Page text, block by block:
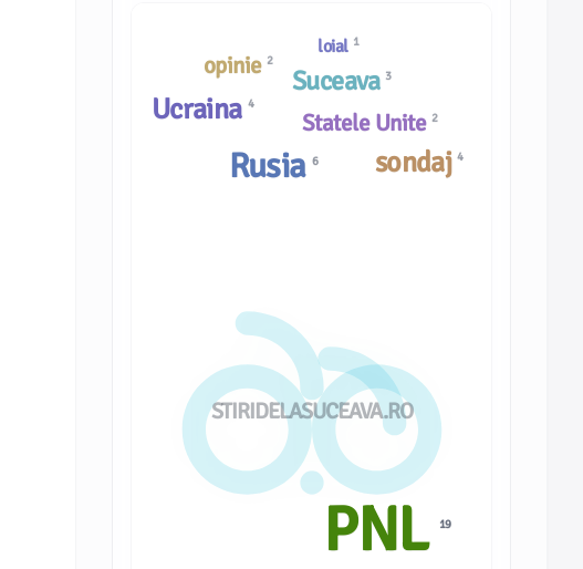
STIRIDELASUCEAVA.RO
Suceava 3
Statele Unite 2
opinie 2
Rusia6
PNL 19
sondaj4
loial 1
Ucraina 4